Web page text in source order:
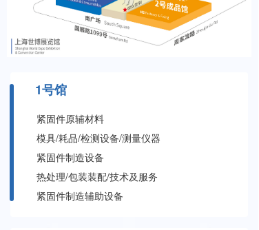
1号馆
紧固件原辅材料
模具/耗品/检测设备/测量仪器
紧固件制造设备
热处理/包装装配/技术及服务
紧固件制造辅助设备